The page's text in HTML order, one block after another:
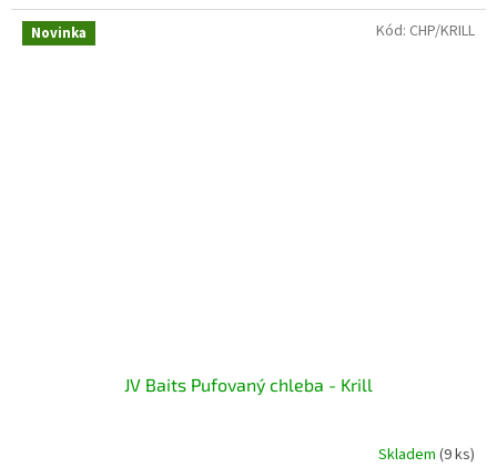
Novinka
JV Baits Pufovaný chleba - Krill
Skladem (9 ks)
Kód: CHP/KRILL